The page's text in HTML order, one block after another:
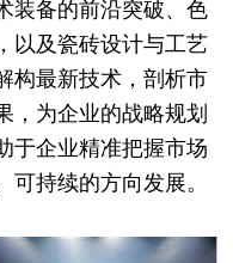
装备的前沿突破、色
以及瓷砖设计与工艺
构最新技术，剖析市
，为企业的战略规划
于企业精准把握市场
持续的方向发展。